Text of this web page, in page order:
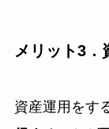
メリット3．
資産運用をす